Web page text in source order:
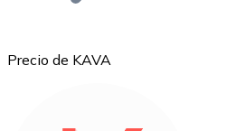
Precio de KAVA